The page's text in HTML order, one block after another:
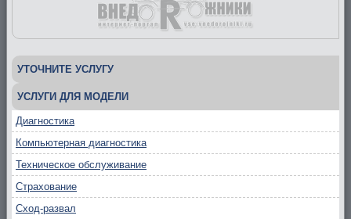
УТОЧНИТЕ УСЛУГУ
УСЛУГИ ДЛЯ МОДЕЛИ
Диагностика
Компьютерная диагностика
Техническое обслуживание
Страхование
Сход-развал